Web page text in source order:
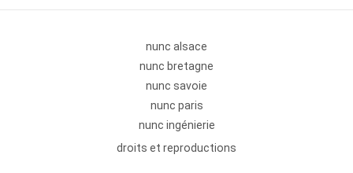
nunc alsace
nunc bretagne
nunc savoie
nunc paris
nunc ingénierie
droits et reproductions